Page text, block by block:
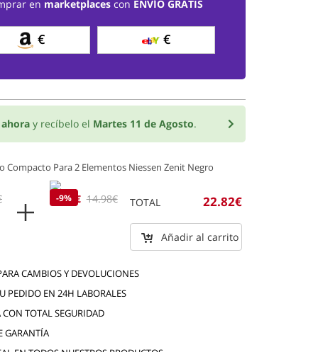
en marketplacescon ENVÍO GRATIS
€ €
ahora y recíbelo el Martes 11 de Agosto.
Compacto Para 2 Elementos Niessen Zenit Negro
-9%
13.62€ 14.98€ TOTAL 22.82€
Añadir al carrito
CAMBIOS Y DEVOLUCIONES
PEDIDO EN 24H LABORALES
TOTAL SEGURIDAD
GARANTÍA